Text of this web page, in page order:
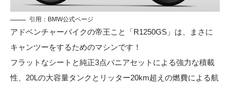
引用： BMW公式ページ
アドベンチャーバイクの帝王こと「R1250GS」は、まさに
キャンツーをするためのマシンです！
フラットなシートと純正3点パニアセットによる強力な積載
性、20Lの大容量タンクとリッター20km超えの燃費による航